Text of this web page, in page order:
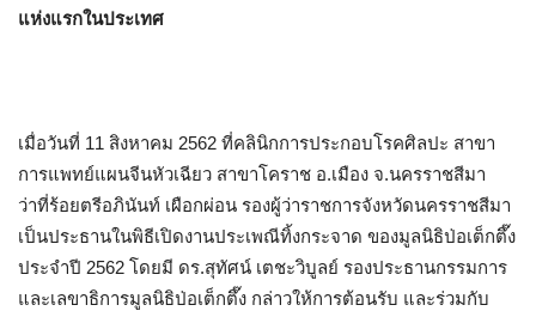
แห่งแรกในประเทศ
เมื่อวันที่ 11 สิงหาคม 2562 ที่คลินิกการประกอบโรคศิลปะ สาขา
การแพทย์แผนจีนหัวเฉียว สาขาโคราช อ.เมือง จ.นครราชสีมา
ว่าที่ร้อยตรีอภินันท์ เผือกผ่อน รองผู้ว่าราชการจังหวัดนครราชสีมา
เป็นประธานในพิธีเปิดงานประเพณีทิ้งกระจาด ของมูลนิธิป่อเต็กตึ๊ง
ประจำปี 2562 โดยมี ดร.สุทัศน์ เตชะวิบูลย์ รองประธานกรรมการ
และเลขาธิการมูลนิธิป่อเต็กตึ๊ง กล่าวให้การต้อนรับ และร่วมกับ